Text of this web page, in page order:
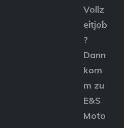
Vollz
eitjob
?
Dann
kom
m zu
E&S
Moto